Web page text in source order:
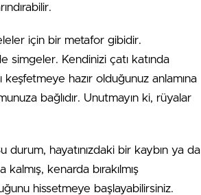
için bir metafor gibidir.
Kendinizi çatı katında
keşfetmeye hazır olduğunuz anlamına
bağlıdır. Unutmayın ki, rüyalar
durum, hayatınızdaki bir kaybın ya da
kenarda bırakılmış
hissetmeye başlayabilirsiniz.